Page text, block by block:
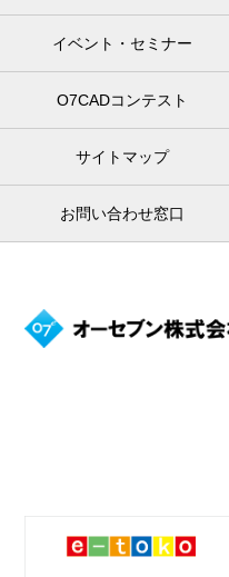
イベント・セミナー
O7CADコンテスト
サイトマップ
お問い合わせ窓口